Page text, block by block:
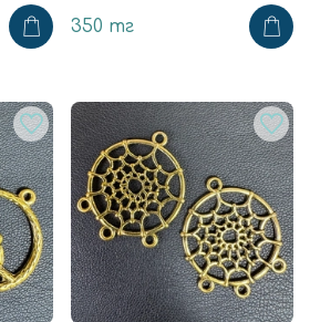
350 тг